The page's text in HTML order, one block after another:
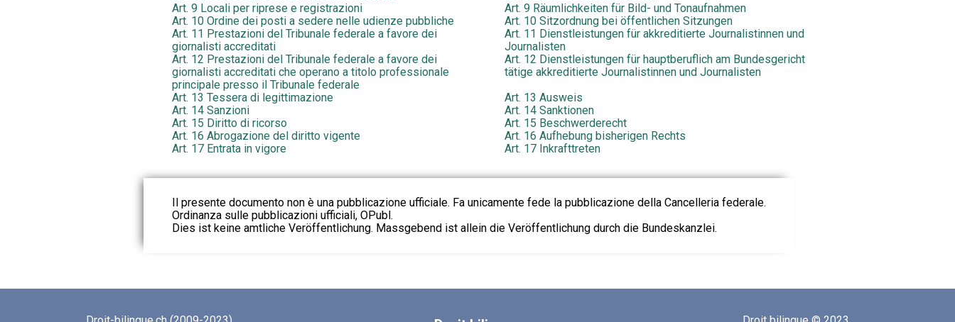
Art. 9 Locali per riprese e registrazioni
Art. 9 Räumlichkeiten für Bild- und Tonaufnahmen
Art. 10 Ordine dei posti a sedere nelle udienze pubbliche
Art. 10 Sitzordnung bei öffentlichen Sitzungen
Art. 11 Prestazioni del Tribunale federale a favore dei
giornalisti accreditati
Art. 11 Dienstleistungen für akkreditierte Journalistinnen und
Journalisten
Art. 12 Prestazioni del Tribunale federale a favore dei
giornalisti accreditati che operano a titolo professionale
principale presso il Tribunale federale
Art. 12 Dienstleistungen für hauptberuflich am Bundesgericht
tätige akkreditierte Journalistinnen und Journalisten
Art. 13 Tessera di legittimazione
Art. 13 Ausweis
Art. 14 Sanzioni
Art. 14 Sanktionen
Art. 15 Diritto di ricorso
Art. 15 Beschwerderecht
Art. 16 Abrogazione del diritto vigente
Art. 16 Aufhebung bisherigen Rechts
Art. 17 Entrata in vigore
Art. 17 Inkrafttreten
Il presente documento non è una pubblicazione ufficiale. Fa unicamente fede la pubblicazione della Cancelleria federale.
Ordinanza sulle pubblicazioni ufficiali, OPubl.
Dies ist keine amtliche Veröffentlichung. Massgebend ist allein die Veröffentlichung durch die Bundeskanzlei.